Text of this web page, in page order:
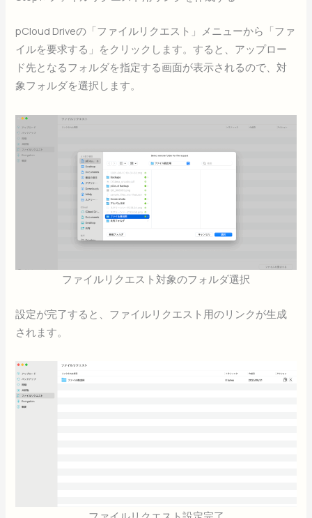
pCloud Driveの「ファイルリクエスト」メニューから「ファ
イルを要求する」をクリックします。すると、アップロー
ド先となるフォルダを指定する画面が表示されるので、対
象フォルダを選択します。
ファイルリクエスト対象のフォルダ選択
設定が完了すると、ファイルリクエスト用のリンクが生成
されます。